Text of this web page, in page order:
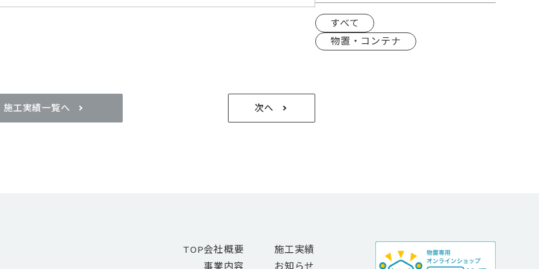
施工実績一覧へ 次へ
すべて
物置・コンテナ
TOP会社概要
事業内容
施工実績
お知らせ